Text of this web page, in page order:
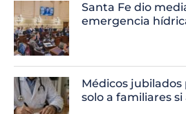
Santa Fe dio
emergencia
Médicos
solo a familiares si